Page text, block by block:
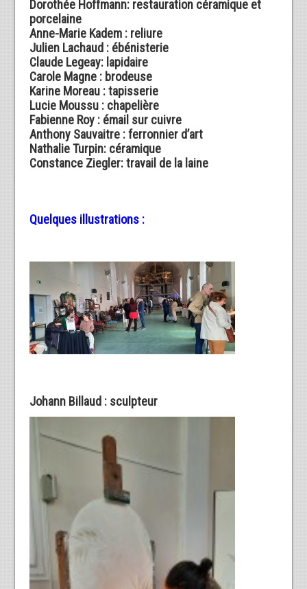
Dorothée Hoffmann: restauration céramique et
porcelaine
Anne-Marie Kadem : reliure
Julien Lachaud : ébénisterie
Claude Legeay: lapidaire
Carole Magne : brodeuse
Karine Moreau : tapisserie
Lucie Moussu : chapelière
Fabienne Roy : émail sur cuivre
Anthony Sauvaitre : ferronnier d’art
Nathalie Turpin: céramique
Constance Ziegler: travail de la laine
Quelques illustrations :
Johann Billaud : sculpteur